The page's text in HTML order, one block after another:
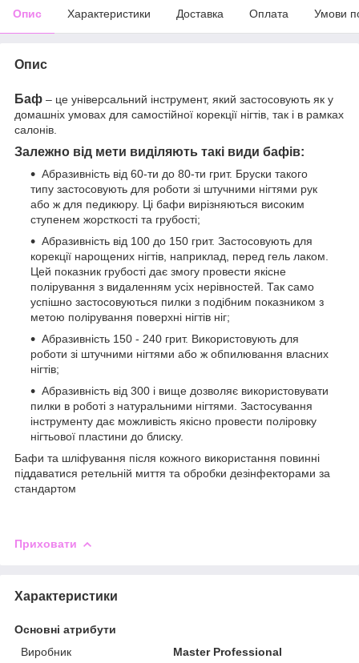
Опис Характеристики Доставка Оплата Умови
Опис
Баф – це універсальний інструмент, який застосовують як у
домашніх умовах для самостійної корекції нігтів, так і в рамках
салонів.
Залежно від мети виділяють такі види бафів:
Абразивність від 60-ти до 80-ти грит. Бруски такого
типу застосовують для роботи зі штучними нігтями рук
або ж для педикюру. Ці бафи вирізняються високим
ступенем жорсткості та грубості;
Абразивність від 100 до 150 грит. Застосовують для
корекції нарощених нігтів, наприклад, перед гель лаком.
Цей показник грубості дає змогу провести якісне
полірування з видаленням усіх нерівностей. Так само
успішно застосовуються пилки з подібним показником з
метою полірування поверхні нігтів ніг;
Абразивність 150 - 240 грит. Використовують для
роботи зі штучними нігтями або ж обпилювання власних
нігтів;
Абразивність від 300 і вище дозволяє використовувати
пилки в роботі з натуральними нігтями. Застосування
інструменту дає можливість якісно провести поліровку
нігтьової пластини до блиску.
Бафи та шліфування після кожного використання повинні
піддаватися ретельній миття та обробки дезінфекторами за
стандартом
Приховати
Характеристики
Основні атрибути
Виробник
Master Professional